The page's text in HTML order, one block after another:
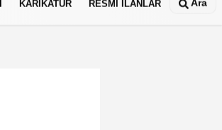
KARİKATÜR RESMİ İLANLAR Ara